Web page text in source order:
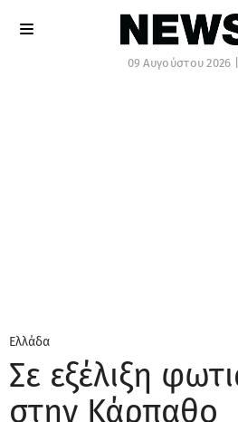
09 Αυγούστου 2026 |
Ελλάδα
Σε εξέλιξη
στην Κάρπαθο